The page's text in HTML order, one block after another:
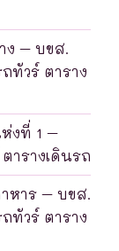
ง – บขส.
ทัวร์ ตาราง
งที่ 1 –
ารางเดินรถ
หาร – บขส.
ทัวร์ ตาราง